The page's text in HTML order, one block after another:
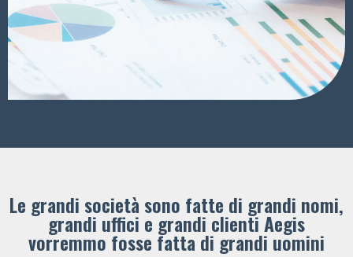
Le grandi società sono fatte di grandi nomi,
grandi uffici e grandi clienti ​Aegis
vorremmo fosse fatta di grandi uomini